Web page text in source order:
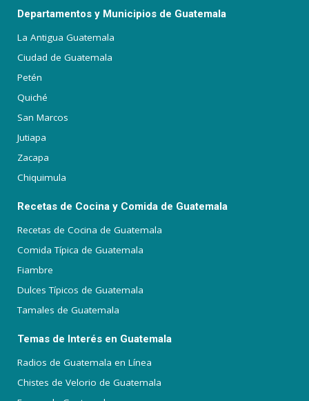
Departamentos y Municipios de Guatemala
La Antigua Guatemala
Ciudad de Guatemala
Petén
Quiché
San Marcos
Jutiapa
Zacapa
Chiquimula
Recetas de Cocina y Comida de Guatemala
Recetas de Cocina de Guatemala
Comida Típica de Guatemala
Fiambre
Dulces Típicos de Guatemala
Tamales de Guatemala
Temas de Interés en Guatemala
Radios de Guatemala en Línea
Chistes de Velorio de Guatemala